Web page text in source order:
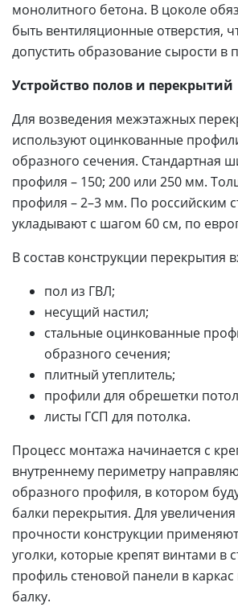
монолитного бетона. В цоколе
быть вентиляционные отверстия,
допустить образование сырости в
Устройство полов и перекрытий
Для возведения межэтажных
используют оцинкованные
образного сечения. Стандартная
профиля – 150; 200 или 250 мм.
профиля – 2–3 мм. По российским
укладывают с шагом 60 см, по
В состав конструкции перекрытия
пол из ГВЛ;
несущий настил;
стальные оцинкованные
образного сечения;
плитный утеплитель;
профили для обрешетки
листы ГСП для потолка.
Процесс монтажа начинается с
внутреннему периметру
образного профиля, в котором
балки перекрытия. Для увеличения
прочности конструкции
уголки, которые крепят винтами в
профиль стеновой панели в
балку.